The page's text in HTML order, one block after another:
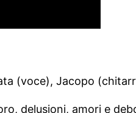
(voce), Jacopo
delusioni, amori e